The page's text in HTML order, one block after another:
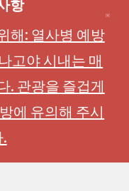
항
해: 열사병 예방
고야 시내는 매
. 관광을 즐겁게
에 유의해 주시